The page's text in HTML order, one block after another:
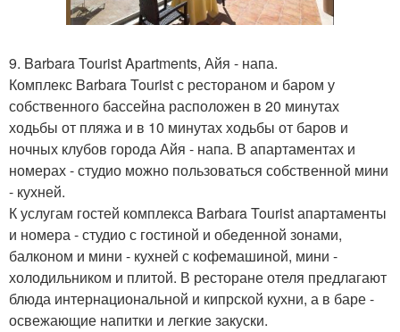
9. Barbara Tourist Apartments, Айя - напа.
Комплекс Barbara Tourist с рестораном и баром у
собственного бассейна расположен в 20 минутах
ходьбы от пляжа и в 10 минутах ходьбы от баров и
ночных клубов города Айя - напа. В апартаментах и
номерах - студио можно пользоваться собственной мини
- кухней.
К услугам гостей комплекса Barbara Tourist апартаменты
и номера - студио с гостиной и обеденной зонами,
балконом и мини - кухней с кофемашиной, мини -
холодильником и плитой. В ресторане отеля предлагают
блюда интернациональной и кипрской кухни, а в баре -
освежающие напитки и легкие закуски.